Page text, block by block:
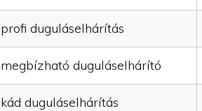
profi duguláselhárítás
megbízható duguláselhárító
kád duguláselhárítás